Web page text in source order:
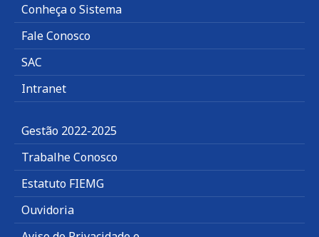
Conheça o Sistema
Fale Conosco
SAC
Intranet
Gestão 2022-2025
Trabalhe Conosco
Estatuto FIEMG
Ouvidoria